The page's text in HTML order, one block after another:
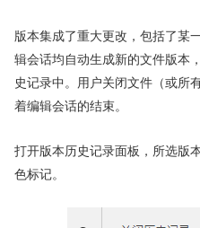
版本集成了重大更改，包括了某
辑会话均自动生成新的文件版本
史记录中。用户关闭文件（或所
着编辑会话的结束。
打开版本历史记录面板，所选版
色标记。